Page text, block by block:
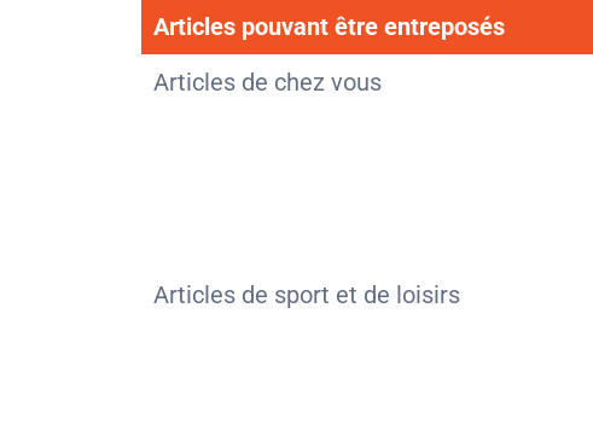
Articles pouvant être entreposés
Articles de chez vous
Articles de sport et de loisirs